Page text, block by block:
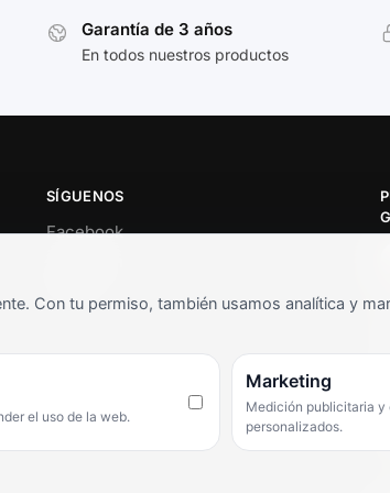
Garantía de 3 años
En todos nuestros productos
SÍGUENOS
Facebook
Con tu permiso, también usamos analítica y
el uso de la web.
Marketing
Medición publicitaria y
personalizados.